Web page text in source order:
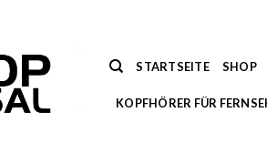
STARTSEITE SHOP
KOPFHÖRER FÜR